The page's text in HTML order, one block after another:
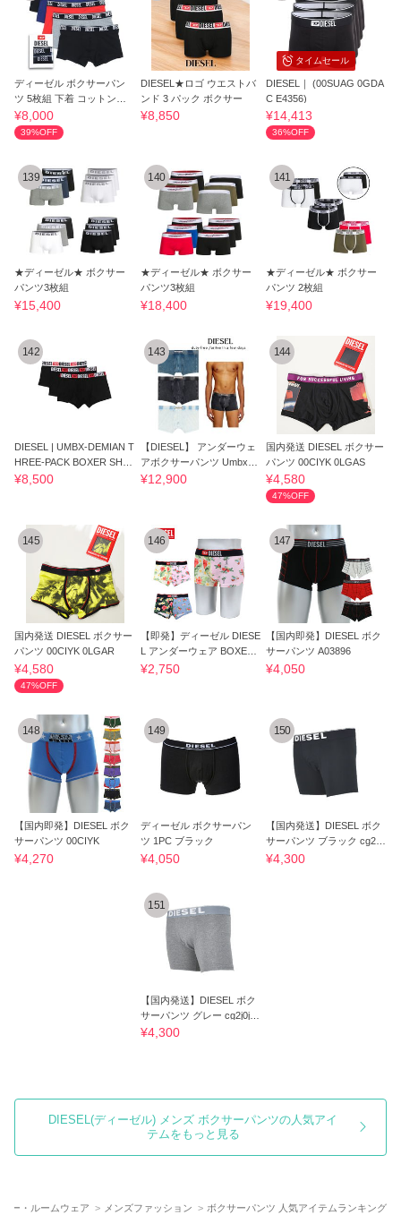
ディーゼル ボクサーパン
ツ 5枚組 下着 コットンス
トレッチ
¥8,000
39%OFF
DIESEL★ロゴ ウエストバ
ンド 3 パック ボクサー
¥8,850
タイムセール
DIESEL｜ (00SUAG 0GDA
C E4356)
¥14,413
36%OFF
139
★ディーゼル★ ボクサー
パンツ3枚組
¥15,400
140
★ディーゼル★ ボクサー
パンツ3枚組
¥18,400
141
★ディーゼル★ ボクサー
パンツ 2枚組
¥19,400
142
DIESEL | UMBX-DEMIAN T
HREE-PACK BOXER SHO
RTS ボクサー
¥8,500
143
【DIESEL】 アンダーウェ
アボクサーパンツ Umbx-D
amien-H
¥12,900
144
国内発送 DIESEL ボクサー
パンツ 00CIYK 0LGAS
¥4,580
47%OFF
145
国内発送 DIESEL ボクサー
パンツ 00CIYK 0LGAR
¥4,580
47%OFF
146
【即発】ディーゼル DIESE
L アンダーウェア BOXER
1P
¥2,750
147
【国内即発】DIESEL ボク
サーパンツ A03896
¥4,050
148
【国内即発】DIESEL ボク
サーパンツ 00CIYK
¥4,270
149
ディーゼル ボクサーパン
ツ 1PC ブラック
¥4,050
150
【国内発送】DIESEL ボク
サーパンツ ブラック cg2j0j
kka_900
¥4,300
151
【国内発送】DIESEL ボク
サーパンツ グレー cg2j0jkk
a_96x
¥4,300
DIESEL(ディーゼル) メンズ ボクサーパンツの人気アイ
テムをもっと見る
ー・ルームウェア メンズファッション ボクサーパンツ 人気アイテムランキング